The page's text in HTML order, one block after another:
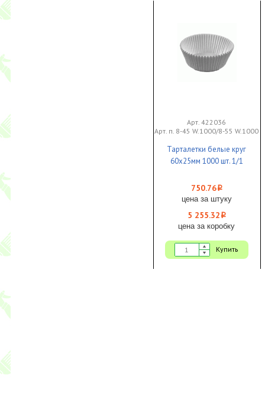
Арт. 422036
Арт. п. 8-45 W.1000/8-55 W.1000
Тарталетки белые круг
60х25мм 1000 шт. 1/1
750.76i
цена за штуку
5 255.32 i
цена за коробку
Купить